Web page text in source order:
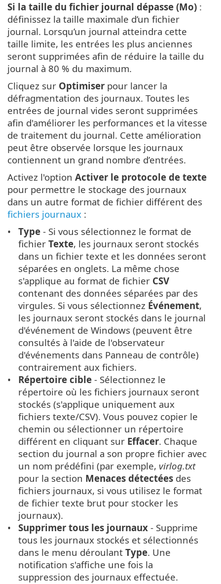
Si la taille du fichier journal dépasse (Mo) :
définissez la taille maximale d’un fichier
journal. Lorsqu’un journal atteindra cette
taille limite, les entrées les plus anciennes
seront supprimées afin de réduire la taille du
journal à 80 % du maximum.
Cliquez sur Optimiser pour lancer la
défragmentation des journaux. Toutes les
entrées de journal vides seront supprimées
afin d'améliorer les performances et la vitesse
de traitement du journal. Cette amélioration
peut être observée lorsque les journaux
contiennent un grand nombre d’entrées.
Activez l'option Activer le protocole de texte
pour permettre le stockage des journaux
dans un autre format de fichier différent des
fichiers journaux :
Type - Si vous sélectionnez le format de
fichierTexte, les journaux seront stockés
dans un fichier texte et les données seront
séparées en onglets. La même chose
s'applique au format de fichier CSV
contenant des données séparées par des
virgules. Si vous sélectionnez Événement,
les journaux seront stockés dans le journal
d'événement de Windows (peuvent être
consultés à l'aide de l'observateur
d'événements dans Panneau de contrôle)
contrairement aux fichiers.
Répertoire cible - Sélectionnez le
répertoire où les fichiers journaux seront
stockés (s'applique uniquement aux
fichiers texte/CSV). Vous pouvez copier le
chemin ou sélectionner un répertoire
différent en cliquant sur Effacer. Chaque
section du journal a son propre fichier avec
un nom prédéfini (par exemple, virlog.txt
pour la section Menaces détectées des
fichiers journaux, si vous utilisez le format
de fichier texte brut pour stocker les
journaux).
Supprimer tous les journaux - Supprime
tous les journaux stockés et sélectionnés
dans le menu déroulantType. Une
notification s'affiche une fois la
suppression des journaux effectuée.